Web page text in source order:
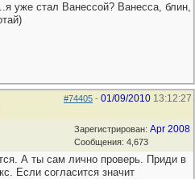
уже стал Ванессой? Ванесса, блин,
#74405 - 01/09/2010 13:12:27
Зарегистрирован: Apr 2008
Сообщения: 4,673
А ты сам лично проверь. Приди в
Если согласится значит